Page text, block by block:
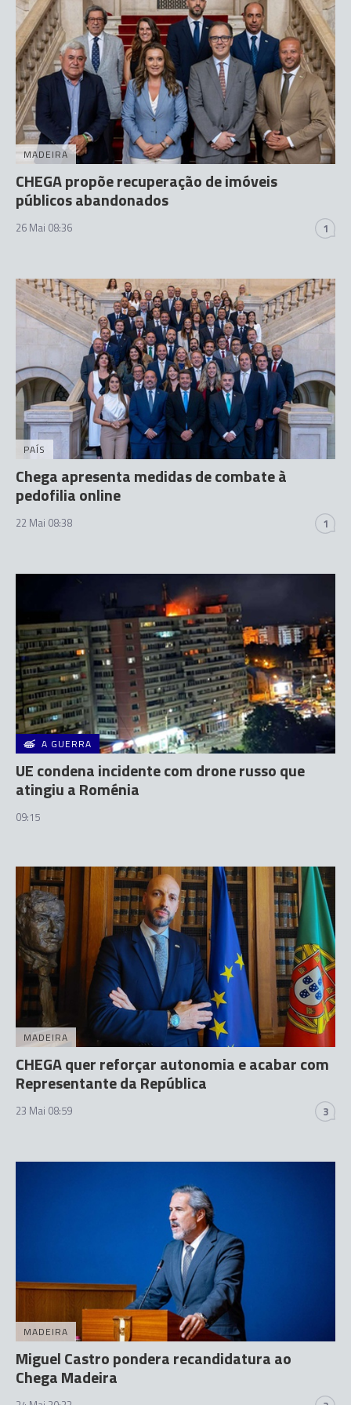
MADEIRA
CHEGA propõe recuperação de imóveis
públicos abandonados
26 Mai 08:36 1
PAÍS
Chega apresenta medidas de combate à
pedofilia online
22 Mai 08:38 1
A GUERRA
UE condena incidente com drone russo que
atingiu a Roménia
09:15
MADEIRA
CHEGA quer reforçar autonomia e acabar com
Representante da República
23 Mai 08:59 3
MADEIRA
Miguel Castro pondera recandidatura ao
Chega Madeira